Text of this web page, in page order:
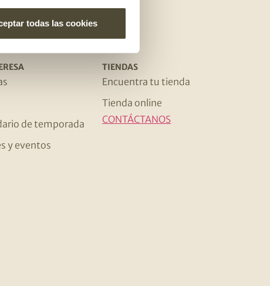
todas las cookies
de temporada
y eventos
TIENDAS
Encuentra tu tienda
Tienda online
CONTÁCTANOS